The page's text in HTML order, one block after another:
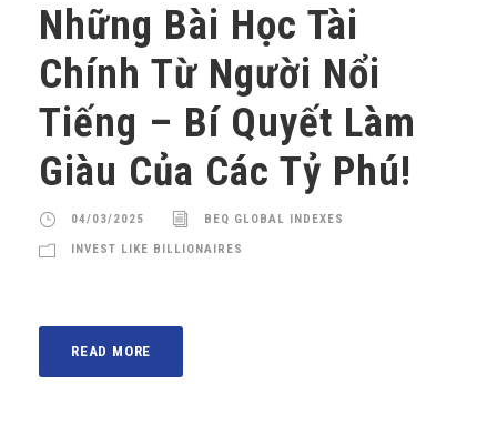
Những Bài Học Tài
Chính Từ Người Nổi
Tiếng – Bí Quyết Làm
Giàu Của Các Tỷ Phú!
04/03/2025 BEQ GLOBAL INDEXES
INVEST LIKE BILLIONAIRES
READ MORE